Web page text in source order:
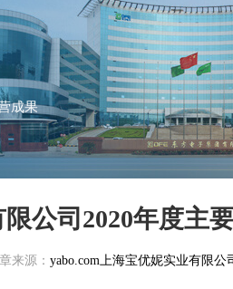
成果
公司2020年度主
来源： yabo.com上海宝优妮实业有限公